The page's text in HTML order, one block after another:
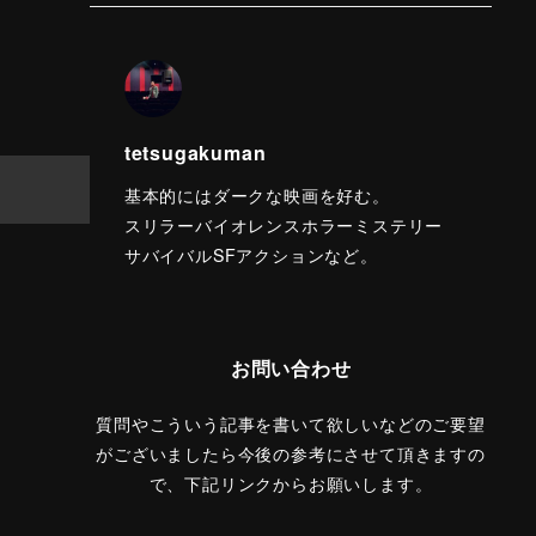
tetsugakuman
基本的にはダークな映画を好む。
スリラーバイオレンスホラーミステリー
サバイバルSFアクションなど。
お問い合わせ
質問やこういう記事を書いて欲しいなどのご要望
がございましたら今後の参考にさせて頂きますの
で、下記リンクからお願いします。